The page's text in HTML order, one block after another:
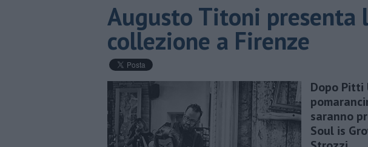
Augusto Titoni presenta
collezione a Firenze
Dopo Pitti
saranno
Soul is